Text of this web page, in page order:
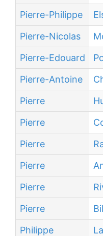
Pierre-Philippe
Pierre-Nicolas
Pierre-Edouard
Pierre-Antoine
Pierre
Pierre
Pierre
Pierre
Pierre
Pierre
Philippe